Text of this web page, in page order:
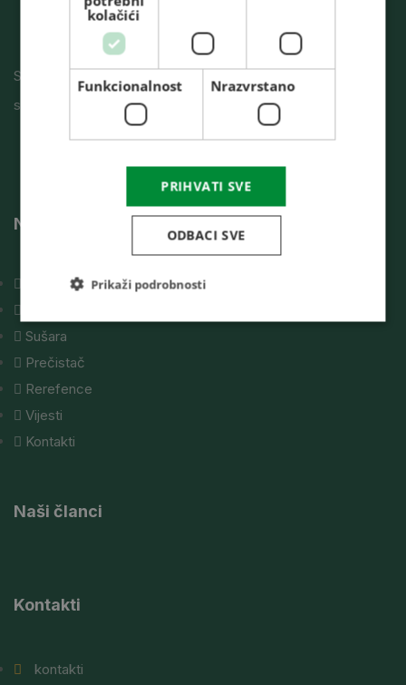
Sušare, silosi, sistemi prečišćavanja projektovanje
skladišta, izgradnja, izvršni radovi.
Navigacija
Prikaz naše tvrtke
Sušara
Prečistač
Rerefence
Vijesti
Kontakti
Naši članci
Kontakti
kontakti
kolačići
Funkcionalnost Nrazvrstano
PRIHVATI SVE
ODBACI SVE
Prikaži podrobnosti